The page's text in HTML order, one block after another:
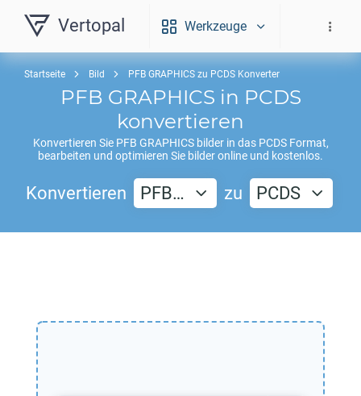
Vertopal Werkzeuge
Startseite Bild PFB GRAPHICS zu PCDS Konverter
PFB GRAPHICS in PCDS
konvertieren
Konvertieren Sie PFB GRAPHICSbilder in das PCDSFormat,
bearbeiten und optimieren Sie bilder online und kostenlos.
Konvertieren PFB… zu PCDS